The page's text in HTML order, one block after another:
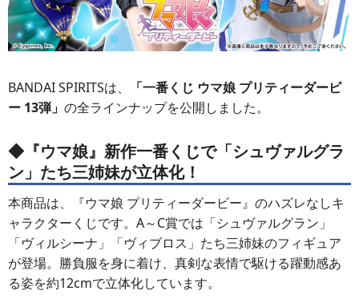
BANDAI SPIRITSは、
「一番くじ ウマ娘 プリティーダービ
ー 13弾」 の全ラインナップを公開しました。
◆『ウマ娘』新作一番くじで「シュヴァルグラ
ン」たち三姉妹が立体化！
本商品は、『ウマ娘 プリティーダービー』のハズレなしキ
ャラクターくじです。A～C賞では「シュヴァルグラン」
「ヴィルシーナ」「ヴィブロス」たち三姉妹のフィギュア
が登場。勝負服を身に着け、真剣な表情で駆ける躍動感あ
る姿を約12cmで立体化しています。